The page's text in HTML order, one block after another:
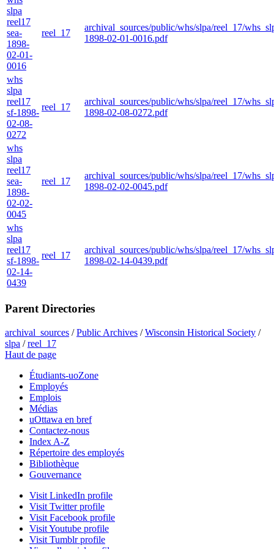
slpa
reel17
sea-
1898-
02-01-
0016
reel_17
archival_sources/public/whs/slpa/reel_17/
1898-02-01-0016.pdf
whs
slpa
reel17
sf-1898-
02-08-
0272
reel_17
archival_sources/public/whs/slpa/reel_17/
1898-02-08-0272.pdf
whs
slpa
reel17
sea-
1898-
02-02-
0045
reel_17
archival_sources/public/whs/slpa/reel_17/
1898-02-02-0045.pdf
whs
slpa
reel17
sf-1898-
02-14-
0439
reel_17
archival_sources/public/whs/slpa/reel_17/
1898-02-14-0439.pdf
Parent Directories
archival_sources /Public Archives /Wisconsin Historical Society /
slpa /reel_17
Haut de page
Étudiants-uoZone
Employés
Emplois
Médias
uOttawa en bref
Contactez-nous
Index A-Z
Répertoire des employés
Bibliothèque
Gouvernance
Visit LinkedIn profile
Visit Twitter profile
Visit Facebook profile
Visit Youtube profile
Visit Tumblr profile